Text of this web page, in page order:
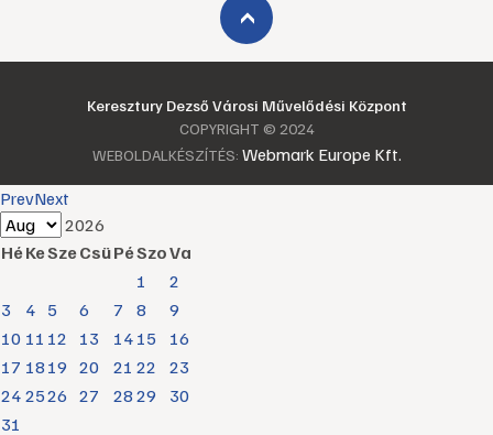
›
Keresztury Dezső Városi Művelődési Központ
COPYRIGHT © 2024
WEBOLDALKÉSZÍTÉS: Webmark Europe Kft.
PrevNext
2026
HéKeSzeCsüPéSzoVa
1
2
3
4 5 6 7 8
9
10 11 12 13 14 15
16
17 18 19 20 21 22
23
24 2526 27 28 29
30
31